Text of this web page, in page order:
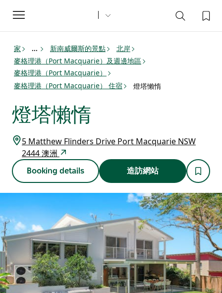
Toggle
navigation
家 ... 新南威爾斯的景點
北岸
麥格理港（Port Macquarie）及週邊地區
麥格理港（Port Macquarie）
麥格理港（Port Macquarie） 住宿
燈塔懶惰
燈塔懶惰
5 Matthew Flinders Drive Port Macquarie NSW
2444 澳洲
Booking details 造訪網站